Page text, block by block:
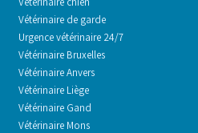
Vétérinaire de garde
Urgence vétérinaire 24/7
Vétérinaire Bruxelles
Vétérinaire Anvers
Vétérinaire Liège
Vétérinaire Gand
Vétérinaire Mons